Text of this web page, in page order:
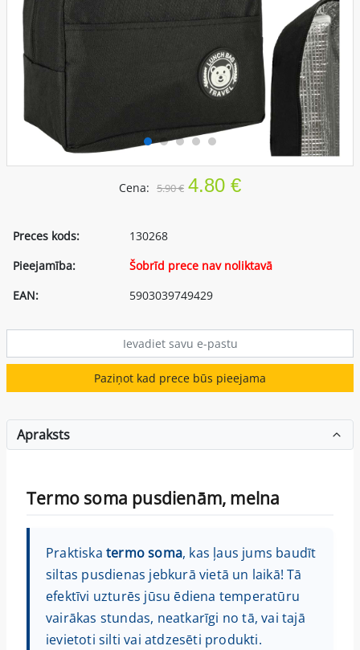
Cena: 5.90 € 4.80 €
Preces kods:
130268
Pieejamība:
Šobrīd prece nav noliktavā
EAN:
5903039749429
Paziņot kad prece būs pieejama
Apraksts
Termo soma pusdienām, melna
Praktiska termo soma, kas ļaus jums baudīt
siltas pusdienas jebkurā vietā un laikā! Tā
efektīvi uzturēs jūsu ēdiena temperatūru
vairākas stundas, neatkarīgi no tā, vai tajā
ievietoti silti vai atdzesēti produkti.